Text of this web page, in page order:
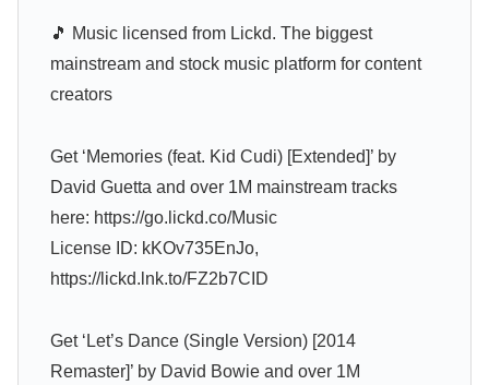
🎵 Music licensed from Lickd. The biggest
mainstream and stock music platform for content
creators
Get ‘Memories (feat. Kid Cudi) [Extended]’ by
David Guetta and over 1M mainstream tracks
here: https://go.lickd.co/Music
License ID: kKOv735EnJo,
https://lickd.lnk.to/FZ2b7CID
Get ‘Let’s Dance (Single Version) [2014
Remaster]’ by David Bowie and over 1M